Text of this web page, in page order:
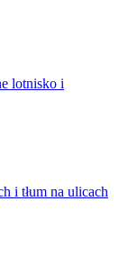
lotnisko i
i tłum na ulicach